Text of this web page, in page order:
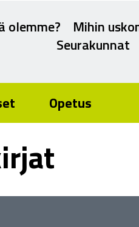
olemme? Mihin
Seurakunnat
Opetus